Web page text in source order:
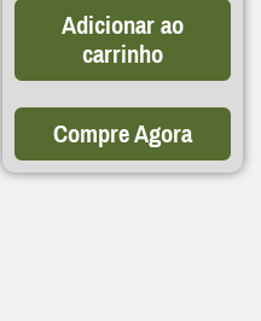
Adicionar ao
carrinho
Compre Agora